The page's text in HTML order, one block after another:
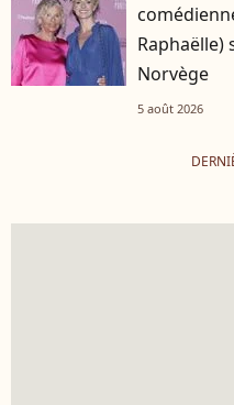
Raphaëlle)
Norvège
5 août 2026